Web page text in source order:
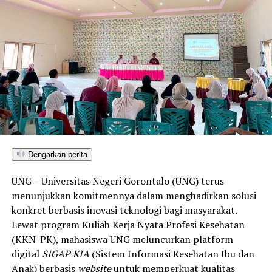
edukator kesehatan masyarakat.
Penyuluhan difokuskan pada pemahaman mekanisme
penularan, pengenalan gejala awal, pentingnya
pemeriksaan Dahak/TCM, kepatuhan minum obat
hingga tuntas, serta pengikisan stigma negatif terhadap
penyintas TBC di lingkungan warga.
“Literasi kesehatan warga adalah fondasi utama dalam
menyampaikan edukasi yang persuasif dan mudah
apabila mengalami gejala batuk berkepanjangan,”
terang Taufik.
Selain skrining TBC, mahasiswa turut mendampingi
nakes Puskesmas Talaga Jaya dalam memberikan
pelayanan Cek Kesehatan Gratis (CKG), meliputi
pengukuran tekanan darah, cek kadar gula darah, dan
Dengarkan berita
UNG – Universitas Negeri Gorontalo (UNG) terus
menunjukkan komitmennya dalam menghadirkan solusi
konkret berbasis inovasi teknologi bagi masyarakat.
Lewat program Kuliah Kerja Nyata Profesi Kesehatan
(KKN-PK), mahasiswa UNG meluncurkan platform
digital SIGAP KIA(Sistem Informasi Kesehatan Ibu dan
Anak) berbasis websiteuntuk memperkuat kualitas